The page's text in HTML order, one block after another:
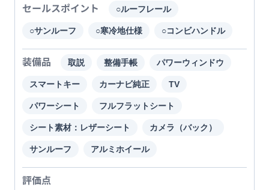
セールスポイント ○ルーフレール
○サンルーフ ○寒冷地仕様 ○コンビハンドル
装備品 取説 整備手帳 パワーウィンドウ
スマートキー カーナビ純正 TV
パワーシート フルフラットシート
シート素材：レザーシート カメラ（バック）
サンルーフ アルミホイール
評価点